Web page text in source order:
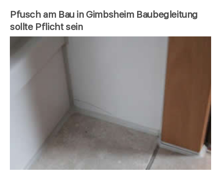
Pfusch am Bau in Gimbsheim Baubegleitung
sollte Pflicht sein